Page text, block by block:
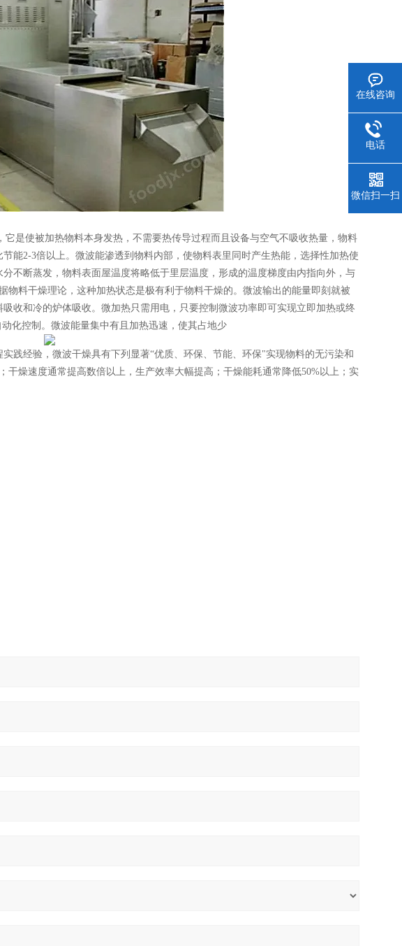
是使被加热物料本身发热，不需要热传导过程而且设备与空气不吸收热量，物料
能2-3倍以上。微波能渗透到物料内部，使物料表里同时产生热能，选择性加热使
不断蒸发，物料表面屋温度将略低于里层温度，形成的温度梯度由内指向外，与
料干燥理论，这种加热状态是极有利于物料干燥的。微波输出的能量即刻就被
收和冷的炉体吸收。微加热只需用电，只要控制微波功率即可实现立即加热或终
化控制。微波能量集中有且加热迅速，使其占地少
践经验，微波干燥具有下列显著“优质、环保、节能、环保"实现物料的无污染和
燥速度通常提高数倍以上，生产效率大幅提高；干燥能耗通常降低50%以上；实
在线咨询
电话
微信扫一扫